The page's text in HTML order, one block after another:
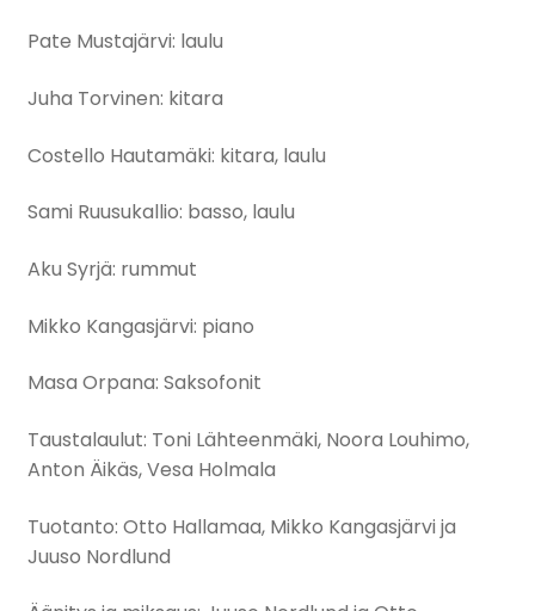
Pate Mustajärvi: laulu
Juha Torvinen: kitara
Costello Hautamäki: kitara, laulu
Sami Ruusukallio: basso, laulu
Aku Syrjä: rummut
Mikko Kangasjärvi: piano
Masa Orpana: Saksofonit
Taustalaulut: Toni Lähteenmäki, Noora Louhimo,
Anton Äikäs, Vesa Holmala
Tuotanto: Otto Hallamaa, Mikko Kangasjärvi ja
Juuso Nordlund